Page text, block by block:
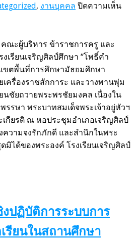
, งานบุคคล ปิดความเห็นบน
สม
พระ
อยู่
หัวฯ
ณะผู้บริหาร ข้าราชการครู และ
เรียนเจริญศิลป์ศึกษา “โพธิ์คำ
ขตพื้นที่การศึกษามัธยมศึกษา
ครื่องราชสักการะ และวางพานพุ่ม
ชัยถวายพระพรชัยมงคล เนื่องใน
รษา พระบาทสมเด็จพระเจ้าอยู่หัวฯ
กียรติ ณ หอประชุมอำเภอเจริญศิลป์
ความจงรักภักดี และสำนึกในพระ
ได้ของพระองค์ โรงเรียนเจริญศิลป์
งปฏิบัติการระบบการ
รียนในสถานศึกษา